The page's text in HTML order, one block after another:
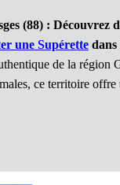
(88) : Découvrez
une Supérette dans
de la région
ce territoire